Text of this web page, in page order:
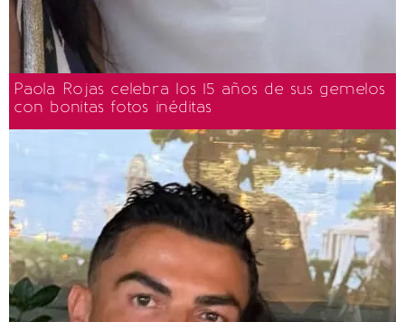
Paola Rojas celebra los 15 años de sus gemelos
con bonitas fotos inéditas